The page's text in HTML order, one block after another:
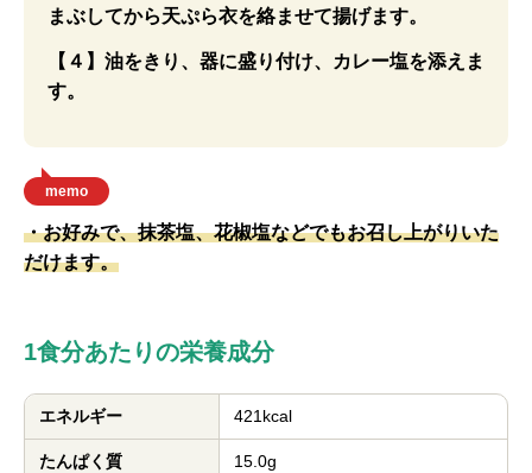
まぶしてから天ぷら衣を絡ませて揚げます。
【４】油をきり、器に盛り付け、カレー塩を添えま
す。
memo
・お好みで、抹茶塩、花椒塩などでもお召し上がりいた
だけます。
1食分あたりの栄養成分
エネルギー 421kcal
たんぱく質 15.0g